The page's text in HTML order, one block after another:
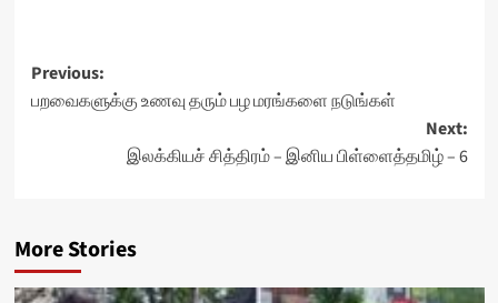
Post
navigation
Previous:
பறவைகளுக்கு உணவு தரும் பழ மரங்களை நடுங்கள்
Next:
இலக்கியச் சித்திரம் – இனிய பிள்ளைத்தமிழ் – 6
More Stories